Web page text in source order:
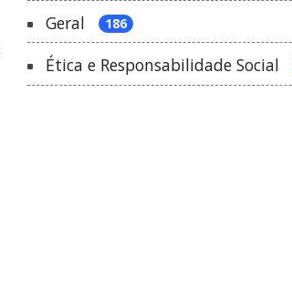
Geral 186
Ética e Responsabilidade Social